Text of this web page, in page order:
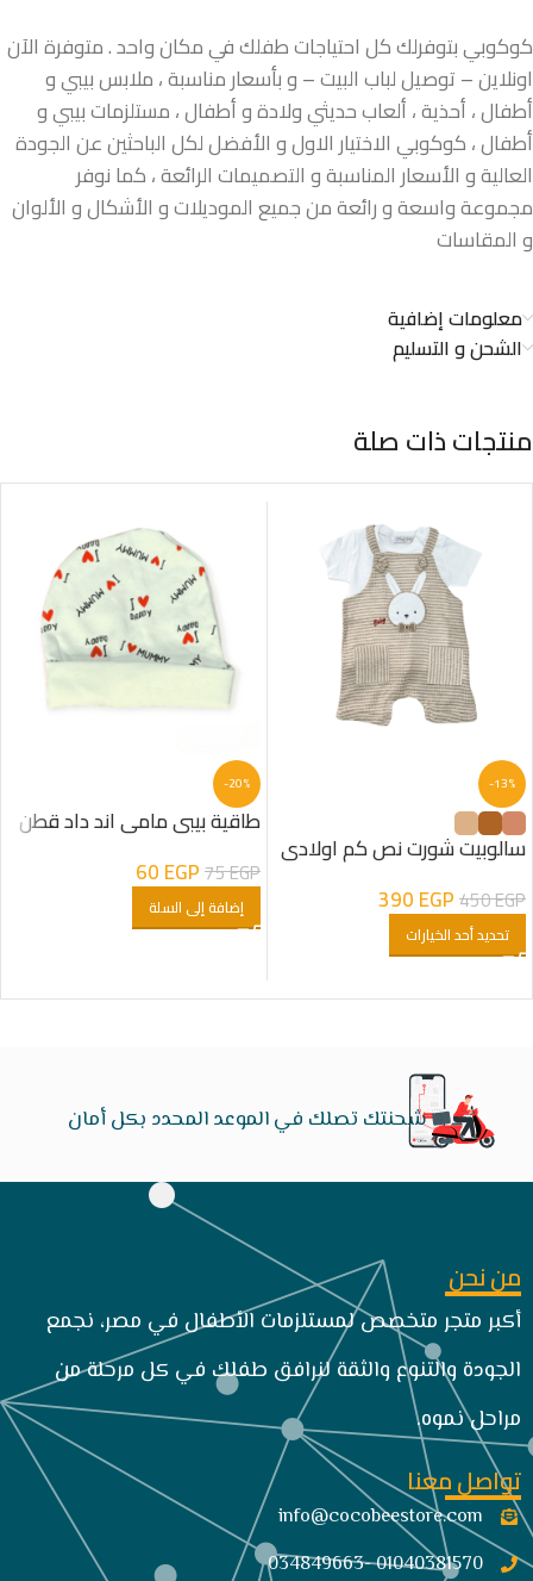
كوكوبي بتوفرلك كل احتياجات طفلك في مكان واحد . متوفرة الآن
اونلاين – توصيل لباب البيت – و بأسعار مناسبة ، ملابس بيبي و
أطفال ، أحذية ، ألعاب حديثي ولادة و أطفال ، مستلزمات بيبي و
أطفال ، كوكوبي الاختيار الاول و الأفضل لكل الباحثين عن الجودة
العالية و الأسعار المناسبة و التصميمات الرائعة ، كما نوفر
مجموعة واسعة و رائعة من جميع الموديلات و الأشكال و الألوان
و المقاسات
معلومات إضافية
الشحن و التسليم
منتجات ذات صلة
-13%
سالوبيت شورت نص كم اولادى
450EGP
390EGP
تحديد أحد الخيارات
-20%
طاقية بيبى مامى اند داد قطن
75EGP
60EGP
إضافة إلى السلة
شحنتك تصلك في الموعد المحدد بكل أمان
من نحن
أكبر متجر متخصص لمستلزمات الأطفال في مصر، نجمع
الجودة والتنوع والثقة لنرافق طفلك في كل مرحلة من
مراحل نموه.
تواصل معنا
info@cocobeestore.com​
01040381570 -034849663